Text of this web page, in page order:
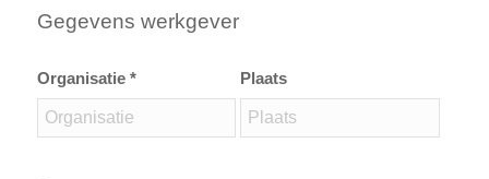
Gegevens werkgever
Organisatie * Plaats